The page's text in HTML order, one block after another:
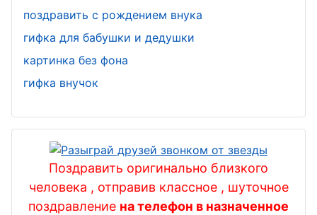
поздравить с рождением внука
гифка для бабушки и дедушки
картинка без фона
гифка внучок
Поздравить оригинально близкого
человека , отправив классное , шуточное
поздравление на телефон в назначенное